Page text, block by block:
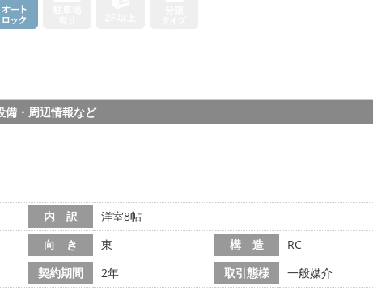
備・周辺情報など
内 訳
洋室8帖
向 き 東 構 造
RC
契約期間 2年 取引態様
一般媒介